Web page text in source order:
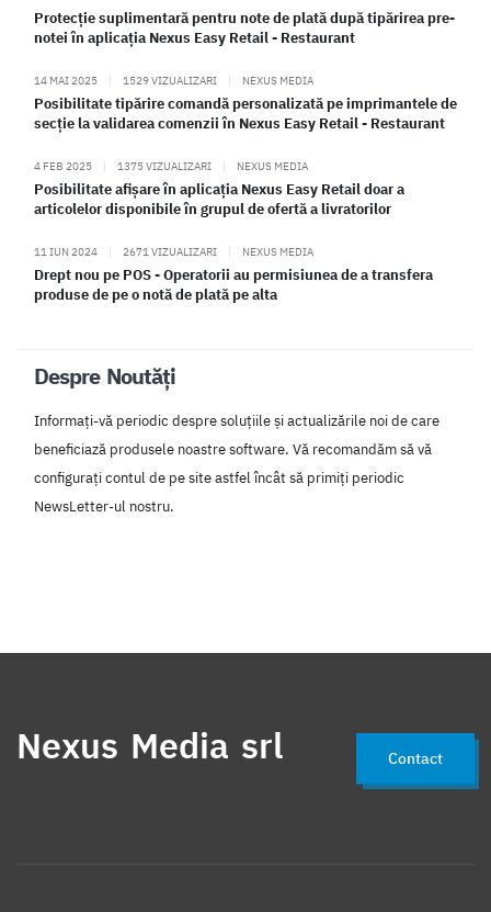
Protecție suplimentară pentru note de plată după tipărirea pre-
notei în aplicația Nexus Easy Retail - Restaurant
14 MAI 2025 | 1529 VIZUALIZARI | NEXUS MEDIA
Posibilitate tipărire comandă personalizată pe imprimantele de
secție la validarea comenzii în Nexus Easy Retail - Restaurant
4 FEB 2025 | 1375 VIZUALIZARI | NEXUS MEDIA
Posibilitate afișare în aplicația Nexus Easy Retail doar a
articolelor disponibile în grupul de ofertă a livratorilor
11 IUN 2024 | 2671 VIZUALIZARI | NEXUS MEDIA
Drept nou pe POS - Operatorii au permisiunea de a transfera
produse de pe o notă de plată pe alta
Despre Noutăți
Informați-vă periodic despre soluțiile și actualizările noi de care
beneficiază produsele noastre software. Vă recomandăm să vă
configurați contul de pe site astfel încât să primiți periodic
NewsLetter-ul nostru.
Nexus Media srl Contact